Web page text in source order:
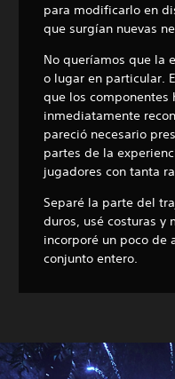
para modificarlo en
que surgían nuevas
No queríamos que la
o lugar en particular.
que los componentes
inmediatamente
pareció necesario
partes de la
jugadores con tanta
Separé la parte del
duros, usé costuras y
incorporé un poco de
conjunto entero.